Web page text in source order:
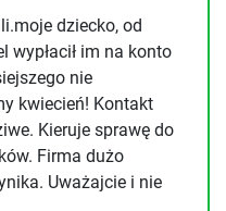
dziecko, od
wypłacił im na konto
nie
kwiecień! Kontakt
Kieruje sprawę do
Firma dużo
Uważajcie i nie